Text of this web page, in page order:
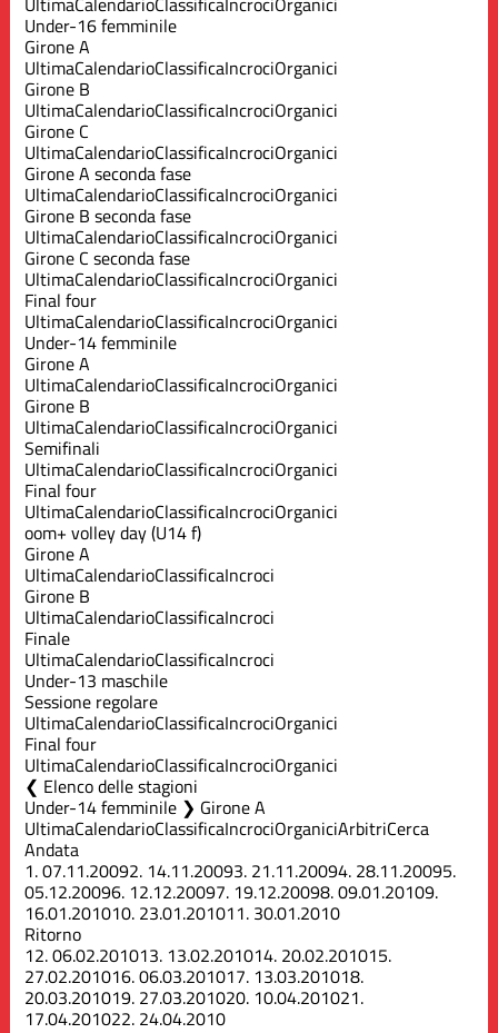
Under-16 femminile
Girone A
UltimaCalendarioClassificaIncrociOrganici
Girone B
UltimaCalendarioClassificaIncrociOrganici
Girone C
UltimaCalendarioClassificaIncrociOrganici
Girone A seconda fase
UltimaCalendarioClassificaIncrociOrganici
Girone B seconda fase
UltimaCalendarioClassificaIncrociOrganici
Girone C seconda fase
UltimaCalendarioClassificaIncrociOrganici
Final four
UltimaCalendarioClassificaIncrociOrganici
Under-14 femminile
Girone A
UltimaCalendarioClassificaIncrociOrganici
Girone B
UltimaCalendarioClassificaIncrociOrganici
Semifinali
UltimaCalendarioClassificaIncrociOrganici
Final four
UltimaCalendarioClassificaIncrociOrganici
oom+ volley day (U14 f)
Girone A
UltimaCalendarioClassificaIncroci
Girone B
UltimaCalendarioClassificaIncroci
Finale
UltimaCalendarioClassificaIncroci
Under-13 maschile
Sessione regolare
UltimaCalendarioClassificaIncrociOrganici
Final four
UltimaCalendarioClassificaIncrociOrganici
Elenco delle stagioni
Under-14 femminile ❯ Girone A
UltimaCalendarioClassificaIncrociOrganiciArbitriCerca
Andata
1.07.11.20092. 14.11.20093. 21.11.20094. 28.11.20095.
05.12.20096. 12.12.20097. 19.12.20098.09.01.20109.
16.01.201010. 23.01.201011. 30.01.2010
Ritorno
12.06.02.201013. 13.02.201014. 20.02.201015.
27.02.201016.06.03.201017. 13.03.201018.
20.03.201019. 27.03.201020. 10.04.201021.
17.04.201022. 24.04.2010